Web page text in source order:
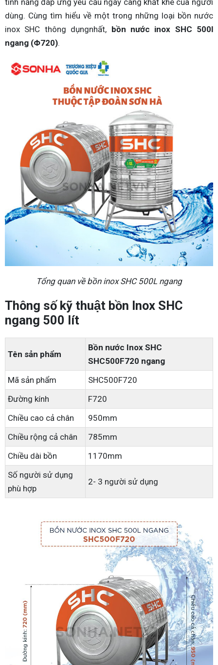
tính năng đáp ứng yêu cầu ngày càng khắt khe của người
dùng. Cùng tìm hiểu về một trong những loại bồn nước
inox SHC thông dụngnhất, bồn nước inox SHC 500l
ngang (Φ720).
Tổng quan về bồn inox SHC 500L ngang
Thông số kỹ thuật bồn Inox SHC
ngang 500 lít
Tên sản phẩm
Bồn nước Inox SHC
SHC500F720 ngang
Mã sản phẩm
SHC500F720
Đường kính
F720
Chiều cao cả chân
950mm
Chiều rộng cả chân
785mm
Chiều dài bồn
1170mm
Số người sử dụng
phù hợp
2- 3 người sử dụng